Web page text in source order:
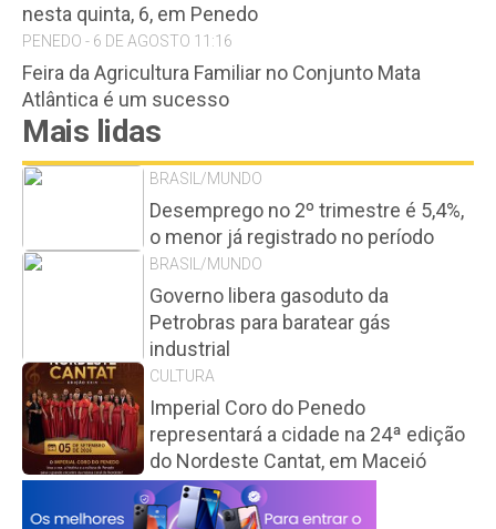
nesta quinta, 6, em Penedo
PENEDO - 6 DE AGOSTO 11:16
Feira da Agricultura Familiar no Conjunto Mata
Atlântica é um sucesso
Mais lidas
BRASIL/MUNDO
Desemprego no 2º trimestre é 5,4%,
o menor já registrado no período
BRASIL/MUNDO
Governo libera gasoduto da
Petrobras para baratear gás
industrial
CULTURA
Imperial Coro do Penedo
representará a cidade na 24ª edição
do Nordeste Cantat, em Maceió